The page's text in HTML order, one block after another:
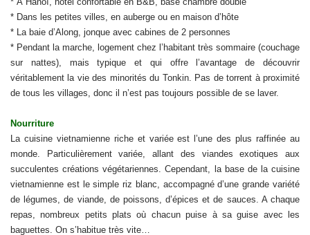
* Dans les petites villes, en auberge ou en maison d’hôte
* La baie d’Along, jonque avec cabines de 2 personnes
* Pendant la marche, logement chez l’habitant très sommaire (couchage
sur nattes), mais typique et qui offre l’avantage de découvrir
véritablement la vie des minorités du Tonkin. Pas de torrent à proximité
de tous les villages, donc il n’est pas toujours possible de se laver.
Nourriture
La cuisine vietnamienne riche et variée est l’une des plus raffinée au
monde. Particulièrement variée, allant des viandes exotiques aux
succulentes créations végétariennes. Cependant, la base de la cuisine
vietnamienne est le simple riz blanc, accompagné d’une grande variété
de légumes, de viande, de poissons, d’épices et de sauces. A chaque
repas, nombreux petits plats où chacun puise à sa guise avec les
baguettes. On s’habitue très vite…